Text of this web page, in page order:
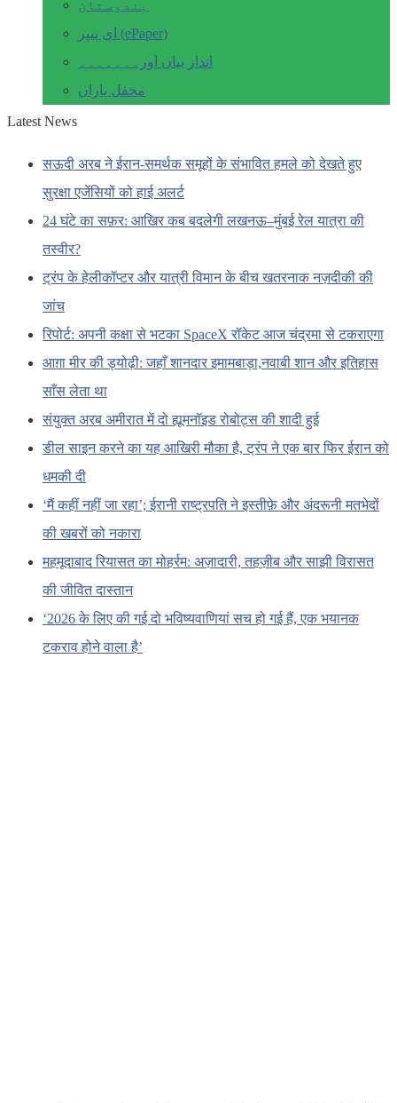
ہندوستان
ای پیپر (ePaper)
انداز بیاں اور۔۔۔۔۔۔۔
محفل یاراں
Latest News
सऊदी अरब ने ईरान-समर्थक समूहों के संभावित हमले को देखते हुए
सुरक्षा एजेंसियों को हाई अलर्ट
24 घंटे का सफ़र: आखिर कब बदलेगी लखनऊ–मुंबई रेल यात्रा की
तस्वीर?
ट्रंप के हेलीकॉप्टर और यात्री विमान के बीच खतरनाक नज़दीकी की
जांच
रिपोर्ट: अपनी कक्षा से भटका SpaceX रॉकेट आज चंद्रमा से टकराएगा
आग़ा मीर की ड्योढ़ी: जहाँ शानदार इमामबाड़ा,नवाबी शान और इतिहास
साँस लेता था
संयुक्त अरब अमीरात में दो ह्यूमनॉइड रोबोट्स की शादी हुई
डील साइन करने का यह आखिरी मौका है, ट्रंप ने एक बार फिर ईरान को
धमकी दी
‘मैं कहीं नहीं जा रहा’; ईरानी राष्ट्रपति ने इस्तीफ़े और अंदरूनी मतभेदों
की खबरों को नकारा
महमूदाबाद रियासत का मोहर्रम: अज़ादारी, तहज़ीब और साझी विरासत
की जीवित दास्तान
‘2026 के लिए की गई दो भविष्यवाणियां सच हो गई हैं, एक भयानक
टकराव होने वाला है’